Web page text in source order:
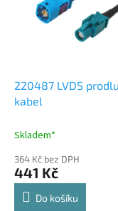
220487 LVDS
kabel
Skladem*
364 Kč bez DPH
441 Kč
Do košíku